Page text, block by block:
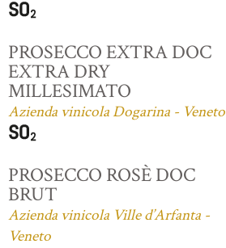
PROSECCO EXTRA DOC
EXTRA DRY
MILLESIMATO
Azienda vinicola Dogarina - Veneto
PROSECCO ROSÈ DOC
BRUT
Azienda vinicola Ville d’Arfanta -
Veneto